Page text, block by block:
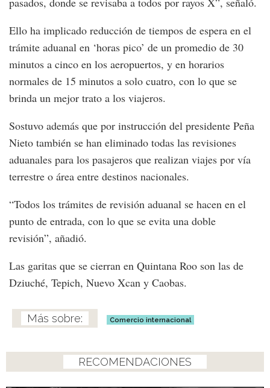
Ello ha implicado reducción de tiempos de espera en el
trámite aduanal en ‘horas pico’ de un promedio de 30
minutos a cinco en los aeropuertos, y en horarios
normales de 15 minutos a solo cuatro, con lo que se
brinda un mejor trato a los viajeros.
Sostuvo además que por instrucción del presidente Peña
Nieto también se han eliminado todas las revisiones
aduanales para los pasajeros que realizan viajes por vía
terrestre o área entre destinos nacionales.
“Todos los trámites de revisión aduanal se hacen en el
punto de entrada, con lo que se evita una doble
revisión”, añadió.
Las garitas que se cierran en Quintana Roo son las de
Dziuché, Tepich, Nuevo Xcan y Caobas.
Comercio internacional
RECOMENDACIONES